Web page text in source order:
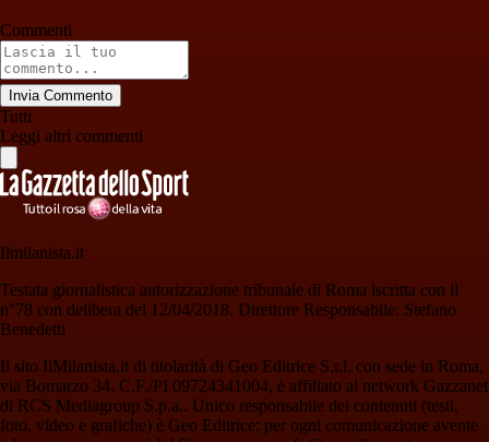
Commenti
Invia Commento
Tutti
Leggi altri commenti
Ilmilanista.it
Testata giornalistica autorizzazione tribunale di Roma iscritta con il
n°78 con delibera del 12/04/2018. Direttore Responsabile: Stefano
Benedetti
Il sito IlMilanista.it di titolarità di Geo Editrice S.r.l. con sede in Roma,
via Bomarzo 34, C.F./PI 09724341004, è affiliato al network Gazzanet
di RCS Mediagroup S.p.a.. Unico responsabile dei contenuti (testi,
foto, video e grafiche) è Geo Editrice; per ogni comunicazione avente